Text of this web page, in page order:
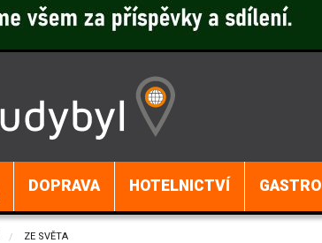
DOPRAVA HOTELNICTVÍ GASTRO
CURRENT:
ZE SVĚTA